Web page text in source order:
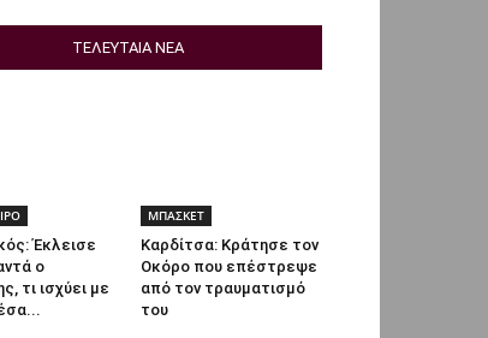
ΤΕΛΕΥΤΑΙΑ ΝΕΑ
Έκλεισε
ο
τι ισχύει με
ΜΠΑΣΚΕΤ
Καρδίτσα: Κράτησε τον
Οκόρο που επέστρεψε
από τον τραυματισμό
του